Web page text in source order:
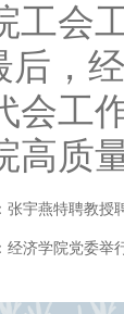
工会
后，
会工
高质
张宇燕特聘教授
经济学院党委举